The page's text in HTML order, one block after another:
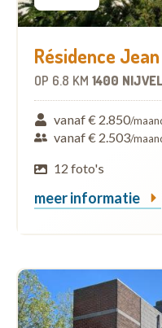
Résidence
OP 6.8 KM 1400 NIJVEL
vanaf € 2.850/
vanaf € 2.503/
12 foto's
meer informatie